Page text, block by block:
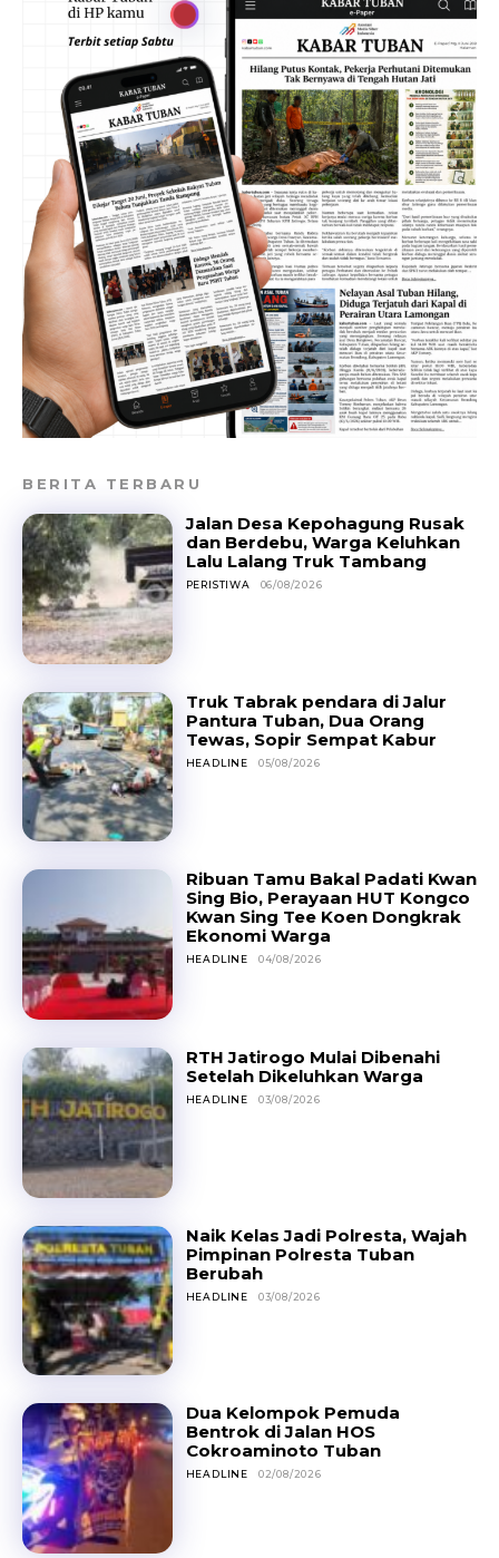
BERITA TERBARU
Jalan Desa Kepohagung Rusak
dan Berdebu, Warga Keluhkan
Lalu Lalang Truk Tambang
PERISTIWA 06/08/2026
Truk Tabrak pendara di Jalur
Pantura Tuban, Dua Orang
Tewas, Sopir Sempat Kabur
HEADLINE 05/08/2026
Ribuan Tamu Bakal Padati Kwan
Sing Bio, Perayaan HUT Kongco
Kwan Sing Tee Koen Dongkrak
Ekonomi Warga
HEADLINE 04/08/2026
RTH Jatirogo Mulai Dibenahi
Setelah Dikeluhkan Warga
HEADLINE 03/08/2026
Naik Kelas Jadi Polresta, Wajah
Pimpinan Polresta Tuban
Berubah
HEADLINE 03/08/2026
Dua Kelompok Pemuda
Bentrok di Jalan HOS
Cokroaminoto Tuban
HEADLINE 02/08/2026